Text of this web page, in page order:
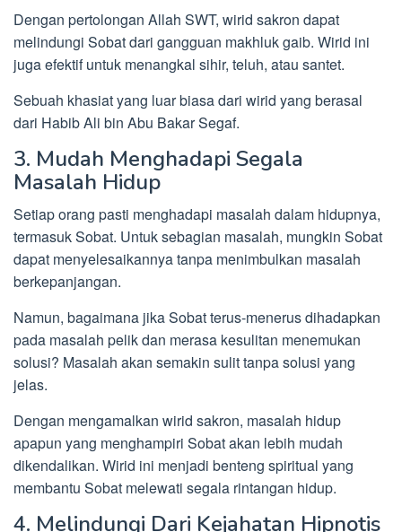
Dengan pertolongan Allah SWT, wirid sakron dapat
melindungi Sobat dari gangguan makhluk gaib. Wirid ini
juga efektif untuk menangkal sihir, teluh, atau santet.
Sebuah khasiat yang luar biasa dari wirid yang berasal
dari Habib Ali bin Abu Bakar Segaf.
3. Mudah Menghadapi Segala
Masalah Hidup
Setiap orang pasti menghadapi masalah dalam hidupnya,
termasuk Sobat. Untuk sebagian masalah, mungkin Sobat
dapat menyelesaikannya tanpa menimbulkan masalah
berkepanjangan.
Namun, bagaimana jika Sobat terus-menerus dihadapkan
pada masalah pelik dan merasa kesulitan menemukan
solusi? Masalah akan semakin sulit tanpa solusi yang
jelas.
Dengan mengamalkan wirid sakron, masalah hidup
apapun yang menghampiri Sobat akan lebih mudah
dikendalikan. Wirid ini menjadi benteng spiritual yang
membantu Sobat melewati segala rintangan hidup.
4. Melindungi Dari Kejahatan Hipnotis